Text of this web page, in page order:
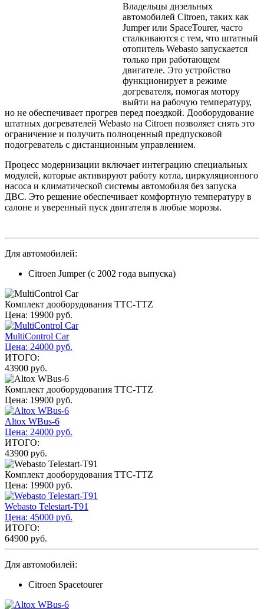
Владельцы дизельных
автомобилей Citroen, таких как
Jumper или SpaceTourer, часто
сталкиваются с тем, что штатный
отопитель Webasto запускается
только при работающем
двигателе. Это устройство
функционирует в режиме
догревателя, помогая мотору
выйти на рабочую температуру,
но не обеспечивает прогрев перед поездкой. Дооборудование
штатных догревателей Webasto на Citroen позволяет снять это
ограничение и получить полноценный предпусковой
подогреватель с дистанционным управлением.
Процесс модернизации включает интеграцию специальных
модулей, которые активируют работу котла, циркуляционного
насоса и климатической системы автомобиля без запуска
ДВС. Это решение обеспечивает комфортную температуру в
салоне и уверенный пуск двигателя в любые морозы.
Для автомобилей:
Citroen Jumper (с 2002 года выпуска)
Комплект дооборудования TTC-TTZ
Цена: 19900 руб.
MultiControl Car
Цена: 24000 руб.
ИТОГО:
43900 руб.
Комплект дооборудования TTC-TTZ
Цена: 19900 руб.
Altox WBus-6
Цена: 24000 руб.
ИТОГО:
43900 руб.
Комплект дооборудования TTC-TTZ
Цена: 19900 руб.
Webasto Telestart-T91
Цена: 45000 руб.
ИТОГО:
64900 руб.
Для автомобилей:
Citroen Spacetourer